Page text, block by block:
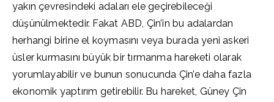
yakın çevresindeki adaları ele geçirebileceği
düşünülmektedir. Fakat ABD, Çin’in bu adalardan
herhangi birine el koymasını veya burada yeni askeri
üsler kurmasını büyük bir tırmanma hareketi olarak
yorumlayabilir ve bunun sonucunda Çin’e daha fazla
ekonomik yaptırım getirebilir. Bu hareket, Güney Çin